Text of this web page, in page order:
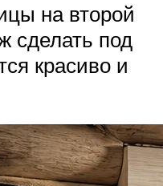
на второй
сделать под
красиво и